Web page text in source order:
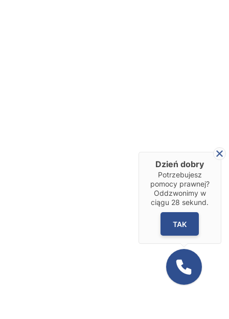
Dzień dobry
Potrzebujesz
pomocy prawnej?
Oddzwonimy w
ciągu 28 sekund.
TAK